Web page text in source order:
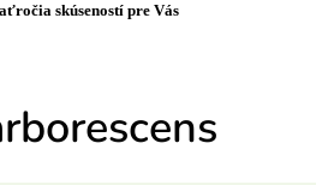
skúseností pre Vás